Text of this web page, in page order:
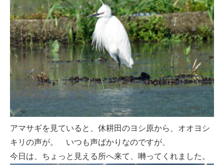
アマサギを見ていると、休耕田のヨシ原から、オオヨシ
キリの声が。 いつも声ばかりなのですが、
今日は、ちょっと見える所へ来て、囀ってくれました。